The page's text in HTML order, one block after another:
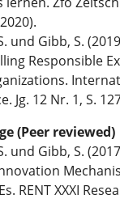
und Gibb, S.
Responsible
Jg. 12 Nr. 1, S.
(Peer reviewed)
und Gibb, S.
RENT XXXI